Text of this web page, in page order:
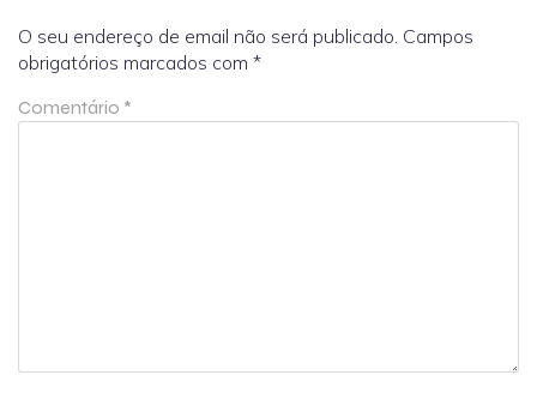
O seu endereço de email não será publicado. Campos
obrigatórios marcados com *
Comentário *